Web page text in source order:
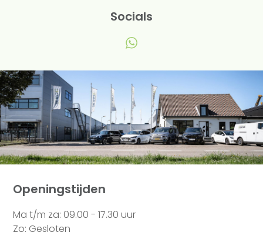
Socials
Openingstijden
Ma t/m za: 09.00 - 17.30 uur
Zo: Gesloten